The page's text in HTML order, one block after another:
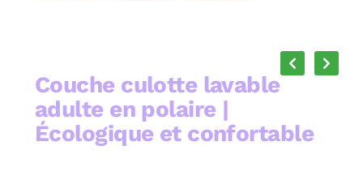
Couche culotte lavable
adulte en polaire |
Écologique et confortable